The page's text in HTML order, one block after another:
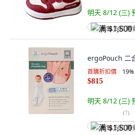
明天 8/12 (三)
满 $1,500 再
ergoPouch 二
首購折扣價 19%
$815
明天 8/12 (三)
(7)
满 $1,500 再